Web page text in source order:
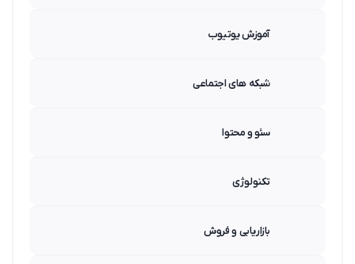
آموزش یوتیوب
شبکه های اجتماعی
سئو و محتوا
تکنولوژی
بازاریابی و فروش